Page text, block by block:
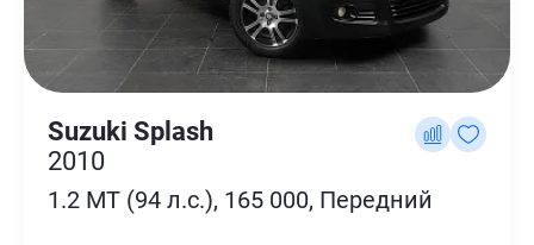
Suzuki Splash
2010
1.2 MT (94 л.с.), 165 000, Передний